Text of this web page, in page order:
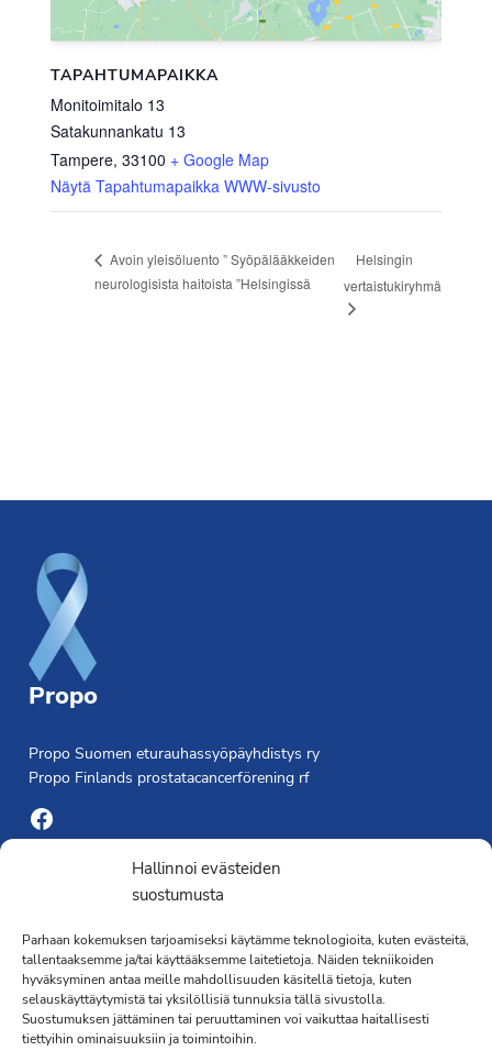
Hallinnoi evästeiden
suostumusta
Parhaan kokemuksen tarjoamiseksi käytämme teknologioita, kuten evästeitä,
tallentaaksemme ja/tai käyttääksemme laitetietoja. Näiden tekniikoiden
hyväksyminen antaa meille mahdollisuuden käsitellä tietoja, kuten
selauskäyttäytymistä tai yksilöllisiä tunnuksia tällä sivustolla.
Suostumuksen jättäminen tai peruuttaminen voi vaikuttaa haitallisesti
tiettyihin ominaisuuksiin ja toimintoihin.
TAPAHTUMAPAIKKA
Monitoimitalo 13
Satakunnankatu 13
Tampere, 33100 + Google Map
Näytä Tapahtumapaikka WWW-sivusto
Avoin yleisöluento ” Syöpälääkkeiden
neurologisista haitoista ”Helsingissä
Helsingin
vertaistukiryhmä
Propo
Propo Suomen eturauhassyöpäyhdistys ry
Propo Finlands prostatacancerförening rf
Facebook
Yhdistyksen toimisto
Laivapojankatu 3 C, 00180 Helsinki
toimisto@propo.fi
Saavutettavuusseloste »
Toiminnanjohtaja